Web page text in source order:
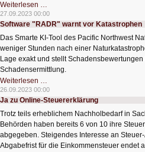
Weiterlesen …
trainieren
im
virtuellen
27.09.2023 00:00
Software "RADR" warnt vor Katastrophen
Das Smarte KI-Tool des Pacific Northwest
weniger Stunden nach einer
Lage exakt und stellt
Schadensermittlung.
Weiterlesen …
"RADR"
warnt
vor
26.09.2023 00:00
Ja zu Online-Steuererklärung
Trotz teils erheblichem Nachholbedarf in
Behörden haben bereits 6 von 10 ihre
abgegeben. Steigendes Interesse an
Abgabefrist für die Einkommensteuer endet